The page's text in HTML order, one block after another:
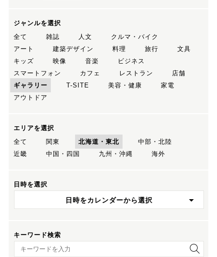
ジャンルを選択
全て
雑誌 人文
クルマ・バイク
アート
建築デザイン 料理 旅行
文具
キッズ
映像 音楽
ビジネス
スマートフォン
カフェ レストラン
店舗
ギャラリー
T-SITE 美容・健康
家電
アウトドア
エリアを選択
全て
関東 北海道・東北
中部・北陸
近畿
中国・四国 九州・沖縄 海外
日時を選択
日時をカレンダーから選択
キーワード検索
キーワード検索